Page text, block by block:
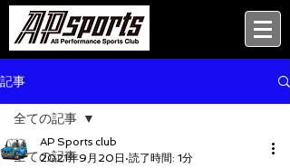
記事
全ての記事
全ての記事
AP Sports club
2021年9月20日 読了時間: 1分